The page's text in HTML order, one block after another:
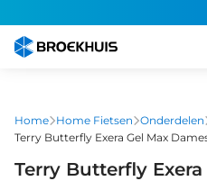
naar
gaan
Home Home Fietsen Onderdelen
Terry Butterfly Exera Gel Max
Terry Butterfly